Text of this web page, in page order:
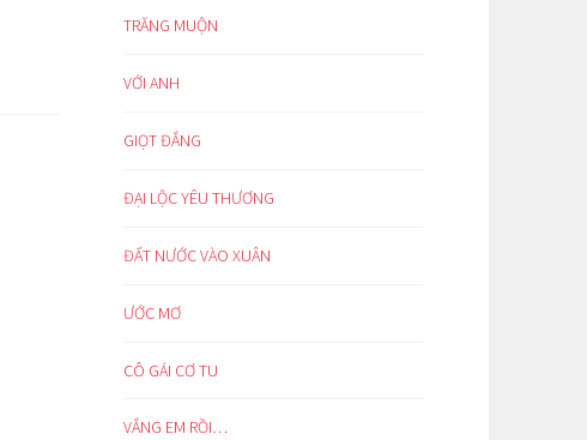
TRĂNG MUỘN
VỚI ANH
GIỌT ĐẮNG
ĐẠI LỘC YÊU THƯƠNG
ĐẤT NƯỚC VÀO XUÂN
ƯỚC MƠ
CÔ GÁI CƠ TU
VẮNG EM RỒI…